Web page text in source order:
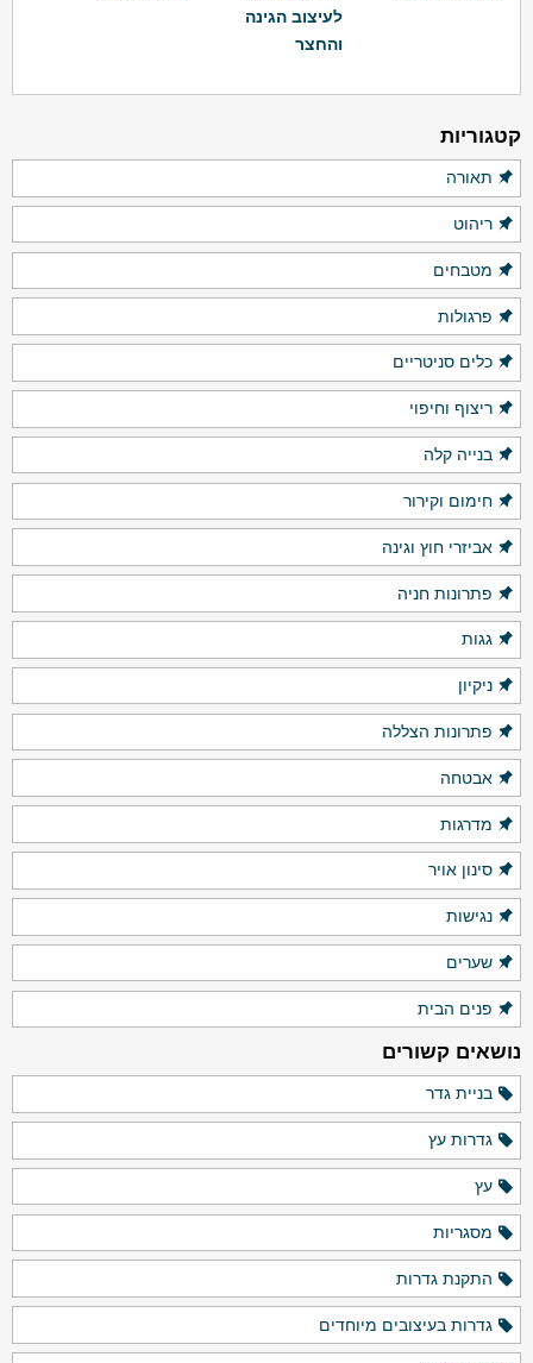
לעיצוב הגינה
והחצר
קטגוריות
תאורה
ריהוט
מטבחים
פרגולות
כלים סניטריים
ריצוף וחיפוי
בנייה קלה
חימום וקירור
אביזרי חוץ וגינה
פתרונות חניה
גגות
ניקיון
פתרונות הצללה
אבטחה
מדרגות
סינון אויר
נגישות
שערים
פנים הבית
נושאים קשורים
בניית גדר
גדרות עץ
עץ
מסגריות
התקנת גדרות
גדרות בעיצובים מיוחדים